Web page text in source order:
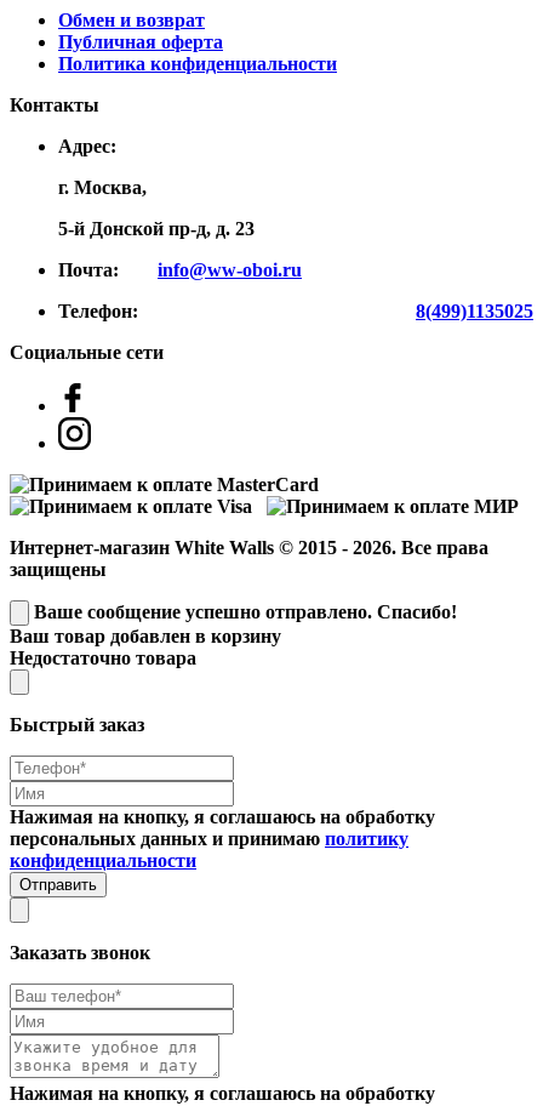
Обмен и возврат
Публичная оферта
Политика конфиденциальности
Контакты
Адрес:
г. Москва,
5-й Донской пр-д, д. 23
Почта: info@ww-oboi.ru
Телефон:
8(499)1135025
Социальные сети
Интернет-магазин White Walls © 2015 - 2026. Все права
защищены
Ваше сообщение успешно отправлено. Спасибо!
Ваш товар добавлен в корзину
Недостаточно товара
Быстрый заказ
Нажимая на кнопку, я соглашаюсь на обработку
персональных данных и принимаю политику
конфиденциальности
Отправить
Заказать звонок
Нажимая на кнопку, я соглашаюсь на обработку